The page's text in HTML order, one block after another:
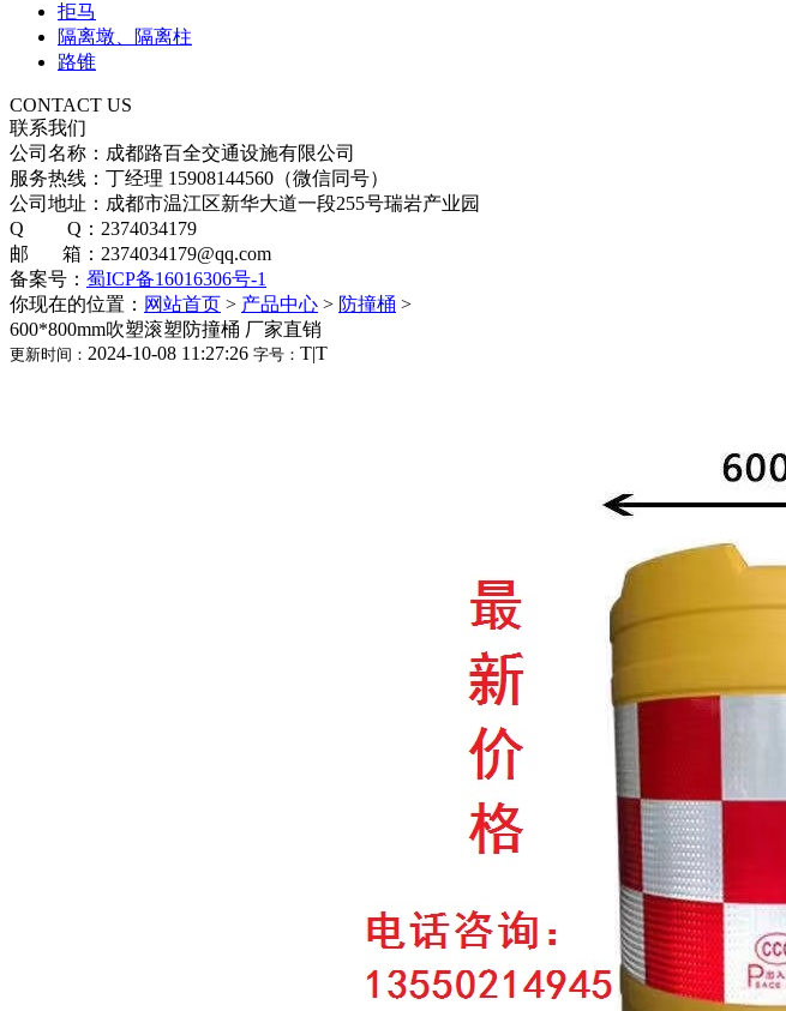
拒马
隔离墩、隔离柱
路锥
CONTACT US
联系我们
公司名称：成都路百全交通设施有限公司
服务热线：丁经理 15908144560（微信同号）
公司地址：成都市温江区新华大道一段255号瑞岩产业园
Q Q：2374034179
邮 箱：2374034179@qq.com
备案号： 蜀ICP备16016306号-1
你现在的位置： 网站首页 > 产品中心 > 防撞桶 >
600*800mm吹塑滚塑防撞桶 厂家直销
更新时间： 2024-10-08 11:27:26 字号： T|T